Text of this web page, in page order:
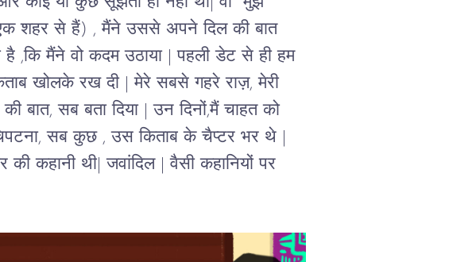
शहर से हैं) , मैंने उससे अपने दिल की बात
है ,कि मैंने वो कदम उठाया | पहली डेट से ही हम
खोलके रख दी | मेरे सबसे गहरे राज़, मेरी
बात, सब बता दिया | उन दिनों,मैं चाहत को
सब कुछ , उस किताब के चैप्टर भर थे |
की कहानी थी| जवांदिल | वैसी कहानियों पर